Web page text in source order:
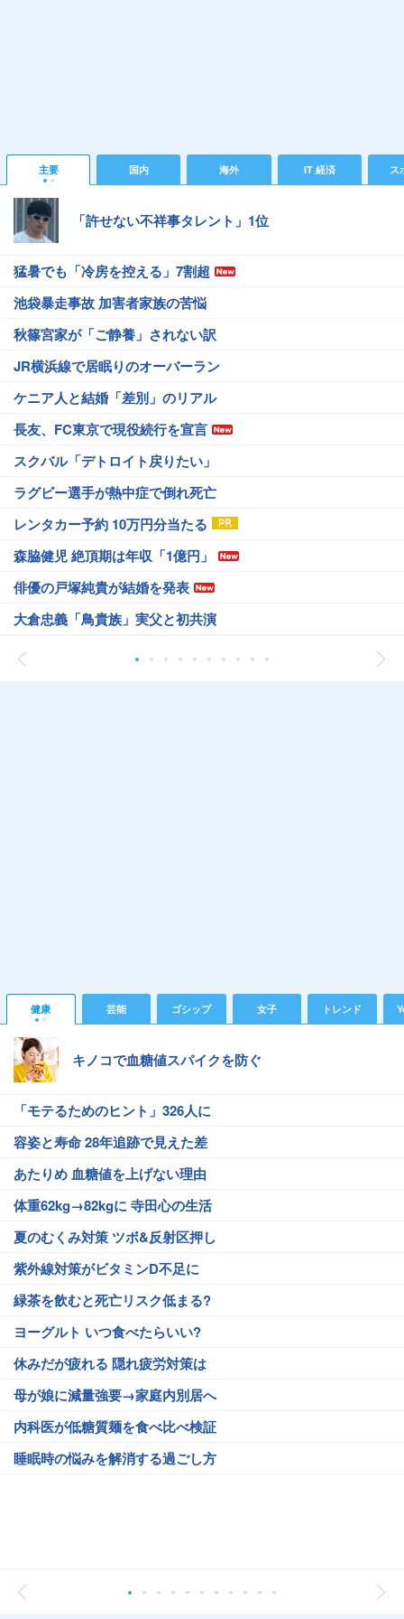
主要 国内 海外 IT 経済 ス
「許せない不祥事タレント」1位
猛暑でも「冷房を控える」7割超
池袋暴走事故 加害者家族の苦悩
秋篠宮家が「ご静養」されない訳
JR横浜線で居眠りのオーバーラン
ケニア人と結婚「差別」のリアル
長友、FC東京で現役続行を宣言
スクバル「デトロイト戻りたい」
ラグビー選手が熱中症で倒れ死亡
レンタカー予約 10万円分当たる
森脇健児 絶頂期は年収「1億円」
俳優の戸塚純貴が結婚を発表
大倉忠義「鳥貴族」実父と初共演
健康 芸能 ゴシップ 女子 トレンド
キノコで血糖値スパイクを防ぐ
「モテるためのヒント」326人に
容姿と寿命 28年追跡で見えた差
あたりめ 血糖値を上げない理由
体重62kg→82kgに 寺田心の生活
夏のむくみ対策 ツボ&反射区押し
紫外線対策がビタミンD不足に
緑茶を飲むと死亡リスク低まる?
ヨーグルト いつ食べたらいい?
休みだが疲れる 隠れ疲労対策は
母が娘に減量強要→家庭内別居へ
内科医が低糖質麺を食べ比べ検証
睡眠時の悩みを解消する過ごし方